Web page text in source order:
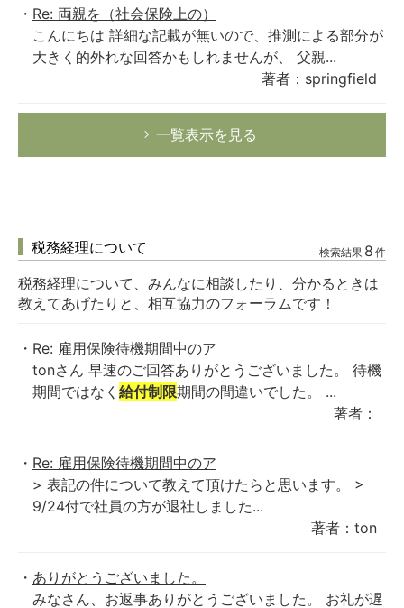
Re: 両親を（社会保険上の）
こんにちは 詳細な記載が無いので、推測による部分が
大きく的外れな回答かもしれませんが、 父親...
著者：springfield
一覧表示を見る
税務経理について 検索結果 8 件
税務経理について、みんなに相談したり、分かるときは
教えてあげたりと、相互協力のフォーラムです！
Re: 雇用保険待機期間中のア
tonさん 早速のご回答ありがとうございました。 待機
期間ではなく 給付制限期間の間違いでした。 ...
著者：
Re: 雇用保険待機期間中のア
> 表記の件について教えて頂けたらと思います。 >
9/24付で社員の方が退社しました...
著者：ton
ありがとうございました。
みなさん、お返事ありがとうございました。 お礼が遅